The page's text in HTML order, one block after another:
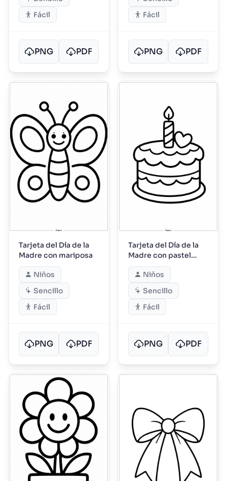
Fácil
PNG PDF
Fácil
PNG PDF
Tarjeta del Día de la
Madre con mariposa
Niños
Sencillo
Fácil
PNG PDF
Tarjeta del Día de la
Madre con pastel
pequeño
Niños
Sencillo
Fácil
PNG PDF